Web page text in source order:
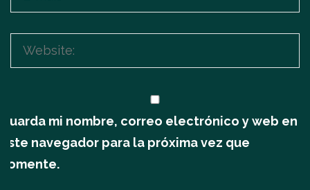
Guarda mi nombre, correo electrónico y web en
este navegador para la próxima vez que
comente.